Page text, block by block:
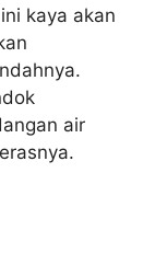
kaya akan
air